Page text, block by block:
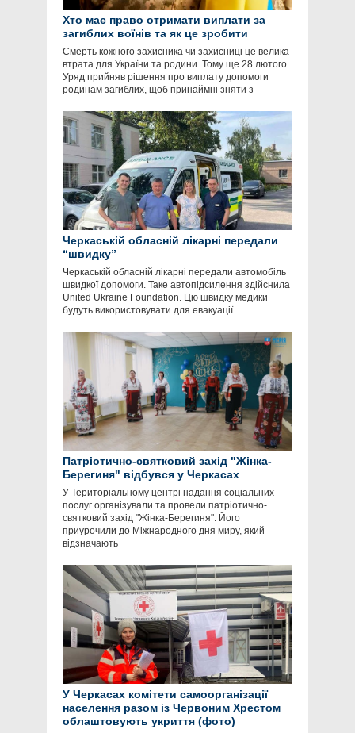
Хто має право отримати виплати за
загиблих воїнів та як це зробити
Смерть кожного захисника чи захисниці це велика
втрата для України та родини. Тому ще 28 лютого
Уряд прийняв рішення про виплату допомоги
родинам загиблих, щоб принаймні зняти з
Черкаській обласній лікарні передали
“швидку”
Черкаській обласній лікарні передали автомобіль
швидкої допомоги. Таке автопідсилення здійснила
United Ukraine Foundation. Цю швидку медики
будуть використовувати для евакуації
Патріотично-святковий захід "Жінка-
Берегиня" відбувся у Черкасах
У Територіальному центрі надання соціальних
послуг організували та провели патріотично-
святковий захід "Жінка-Берегиня". Його
приурочили до Міжнародного дня миру, який
відзначають
У Черкасах комітети самоорганізації
населення разом із Червоним Хрестом
облаштовують укриття (фото)